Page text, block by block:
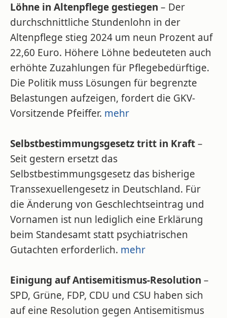
Löhne in Altenpflege gestiegen – Der
durchschnittliche Stundenlohn in der
Altenpflege stieg 2024 um neun Prozent auf
22,60 Euro. Höhere Löhne bedeuteten auch
erhöhte Zuzahlungen für Pflegebedürftige.
Die Politik muss Lösungen für begrenzte
Belastungen aufzeigen, fordert die GKV-
Vorsitzende Pfeiffer. mehr
Selbstbestimmungsgesetz tritt in Kraft–
Seit gestern ersetzt das
Selbstbestimmungsgesetz das bisherige
Transsexuellengesetz in Deutschland. Für
die Änderung von Geschlechtseintrag und
Vornamen ist nun lediglich eine Erklärung
beim Standesamt statt psychiatrischen
Gutachten erforderlich. mehr
Einigung auf Antisemitismus-Resolution –
SPD, Grüne, FDP, CDU und CSU haben sich
auf eine Resolution gegen Antisemitismus